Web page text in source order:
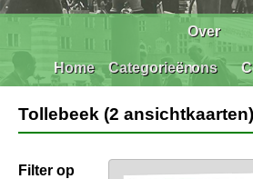
Home Categorieën
Over
ons
Tollebeek (2 ansichtkaarten)
Filter op